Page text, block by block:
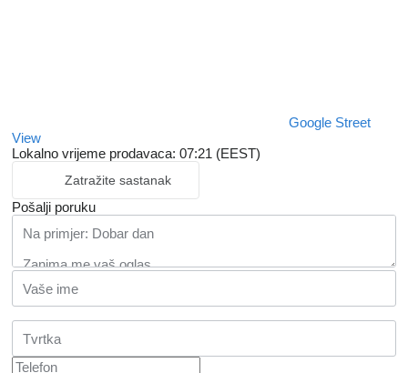
Google Street
View
Lokalno vrijeme prodavaca: 07:21 (EEST)
Zatražite sastanak
Pošalji poruku